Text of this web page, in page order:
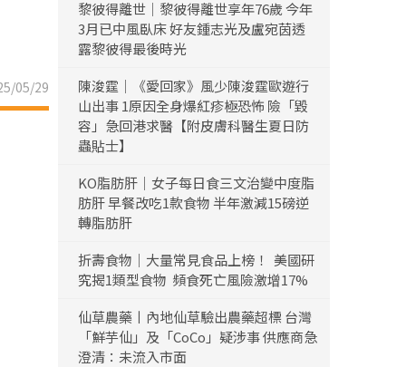
05/29
黎彼得離世｜黎彼得離世享年76歲 今年
3月已中風臥床 好友鍾志光及盧宛茵透
露黎彼得最後時光
陳浚霆｜《愛回家》風少陳浚霆歐遊行
山出事 1原因全身爆紅疹極恐怖 險「毀
容」急回港求醫【附皮膚科醫生夏日防
蟲貼士】
KO脂肪肝｜女子每日食三文治變中度脂
肪肝 早餐改吃1款食物 半年激減15磅逆
轉脂肪肝
折壽食物｜大量常見食品上榜！ 美國研
究揭1類型食物 頻食死亡風險激增17%
仙草農藥丨內地仙草驗出農藥超標 台灣
「鮮芋仙」及「CoCo」疑涉事 供應商急
澄清：未流入市面